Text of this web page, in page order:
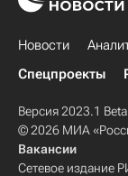
Новости
Спецпроекты
Версия 2023.1 Beta
© 2026 МИА
Вакансии
Сетевое издание